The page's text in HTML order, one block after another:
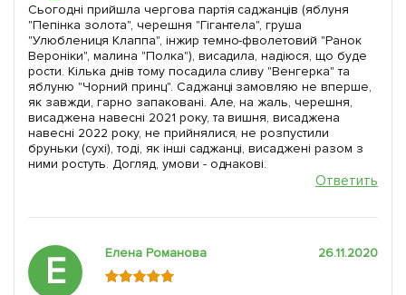
Сьогодні прийшла чергова партія саджанців (яблуня
"Пепінка золота", черешня "Гігантела", груша
"Улюблениця Клаппа", інжир темно-фволетовий "Ранок
Вероніки", малина "Полка"), висадила, надіюся, що буде
рости. Кілька днів тому посадила сливу "Венгерка" та
яблуню "Чорний принц". Саджанці замовляю не вперше,
як завжди, гарно запаковані. Але, на жаль, черешня,
висаджена навесні 2021 року, та вишня, висаджена
навесні 2022 року, не прийнялися, не розпустили
бруньки (сухі), тоді, як інші саджанці, висаджені разом з
ними ростуть. Догляд, умови - однакові.
Ответить
Е Елена Романова 26.11.2020